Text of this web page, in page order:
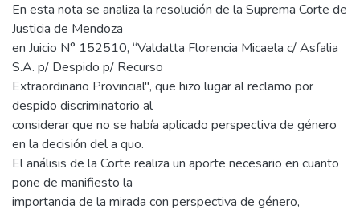
En esta nota se analiza la resolución de la Suprema Corte de
Justicia de Mendoza
en Juicio N° 152510, “Valdatta Florencia Micaela c/ Asfalia
S.A. p/ Despido p/ Recurso
Extraordinario Provincial", que hizo lugar al reclamo por
despido discriminatorio al
considerar que no se había aplicado perspectiva de género
en la decisión del a quo.
El análisis de la Corte realiza un aporte necesario en cuanto
pone de manifiesto la
importancia de la mirada con perspectiva de género,